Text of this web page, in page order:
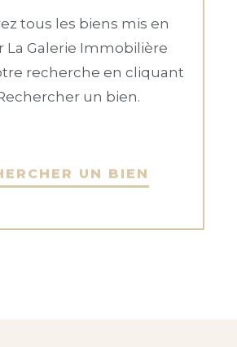
tous les biens mis en
La Galerie Immobilière
recherche en cliquant
un bien.
UN BIEN